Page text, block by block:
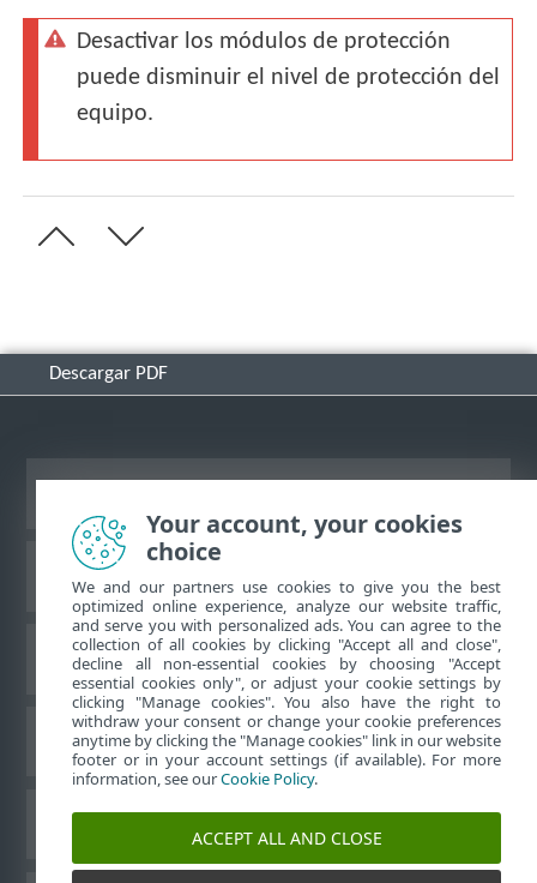
Desactivar los módulos de protección
puede disminuir el nivel de protección del
equipo.
Descargar PDF
Base de conocimiento de ESET
Foro de ESET
Soporte regional
Your account, your cookies
choice
We and our partners use cookies to give you the best
optimized online experience, analyze our website traffic,
and serve you with personalized ads. You can agree to the
collection of all cookies by clicking "Accept all and close",
decline all non-essential cookies by choosing "Accept
essential cookies only", or adjust your cookie settings by
clicking "Manage cookies". You also have the right to
withdraw your consent or change your cookie preferences
anytime by clicking the "Manage cookies" link in our website
footer or in your account settings (if available). For more
information, see ourCookie Policy.
ACCEPT ALL AND CLOSE